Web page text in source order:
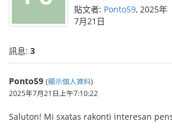
貼文者: Ponto59, 2025年
7月21日
訊息: 3
Ponto59 (顯示個人資料)
2025年7月21日上午7:10:22
Saluton! Mi sxatas rakonti interesan